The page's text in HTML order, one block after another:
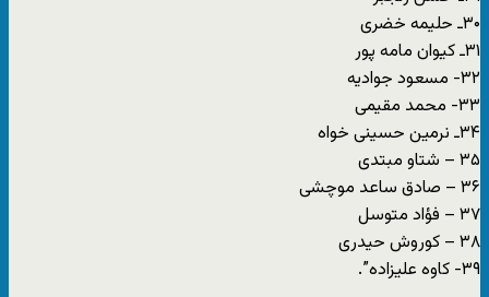
۳۰ـ حلیمە خضری
۳۱ـ کیوان مامه پور
۳۲- مسعود جوادیه
۳۳- محمد مقیمی
۳۴ـ نرمین حسینی خواە
۳۵ – شتاو مبتدی
۳۶ – صادق ساعد موچشی
۳۷ – فؤاد متوسل
۳۸ – کوروش حیدری
۳۹- کاوه علیزاده”.